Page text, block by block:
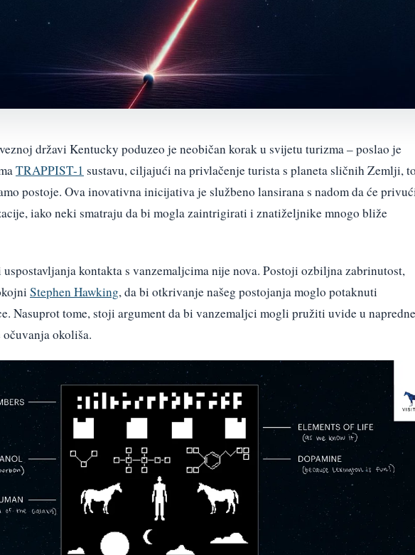
državi Kentucky poduzeo je neobičan korak u svijetu turizma – poslao je
TRAPPIST-1 sustavu, ciljajući na privlačenje turista s planeta sličnih Zemlji,
postoje. Ova inovativna inicijativa je službeno lansirana s nadom da će
iako neki smatraju da bi mogla zaintrigirati i znatiželjnike mnogo bliže
uspostavljanja kontakta s vanzemaljcima nije nova. Postoji ozbiljna zabrinutost,
Stephen Hawking, da bi otkrivanje našeg postojanja moglo potaknuti
Nasuprot tome, stoji argument da bi vanzemaljci mogli pružiti uvide u napredne
okoliša.